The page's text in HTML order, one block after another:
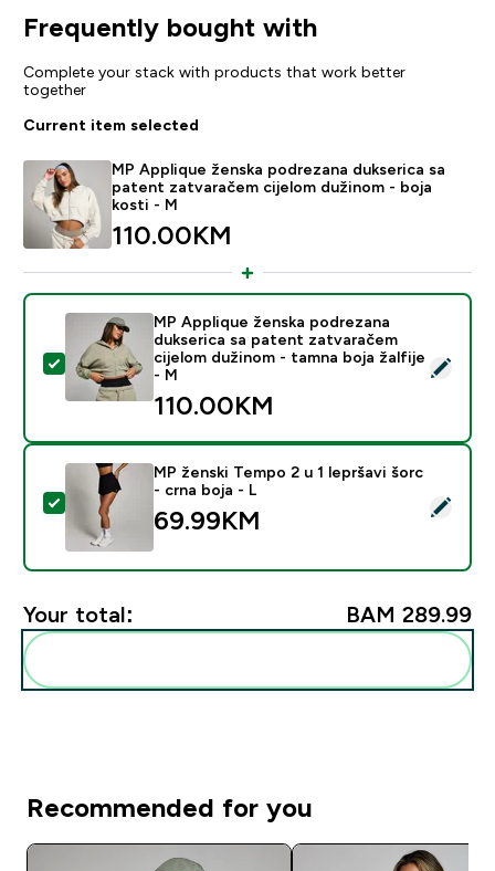
Frequently bought with
Complete your stack with products that work better
together
Current item selected
MP Applique ženska podrezana dukserica sa
patent zatvaračem cijelom dužinom - boja
kosti - M
110.00KM‎
Select this product - MP Applique ženska
MP Applique ženska podrezana
dukserica sa patent zatvaračem
cijelom dužinom - tamna boja žalfije
- M
110.00KM‎
Select this product - MP ženski Tempo 2 u 1 lepršavi
MP ženski Tempo 2 u 1 lepršavi šorc
- crna boja - L
69.99KM‎
Your total: BAM 289.99‎
Recommended for you